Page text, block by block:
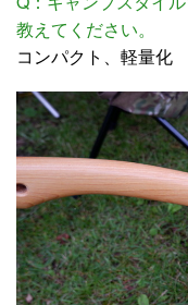
教えてください。
コンパクト、軽量化